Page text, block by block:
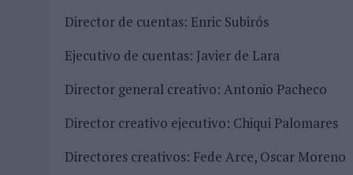
Director de cuentas: Enric Subirós
Ejecutivo de cuentas: Javier de Lara
Director general creativo: Antonio Pacheco
Director creativo ejecutivo: Chiqui Palomares
Directores creativos: Fede Arce, Oscar Moreno